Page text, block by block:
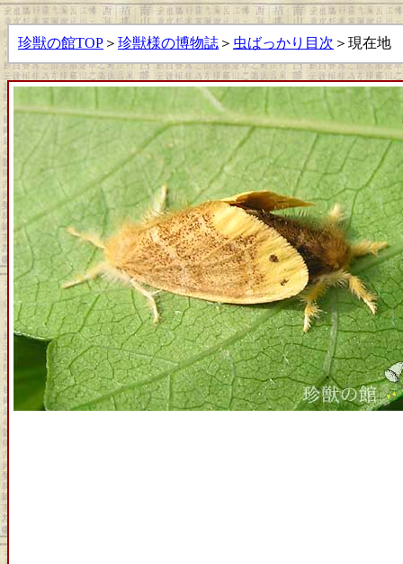
珍獣の館TOP ＞ 珍獣様の博物誌 ＞ 虫ばっかり目次 ＞現在地